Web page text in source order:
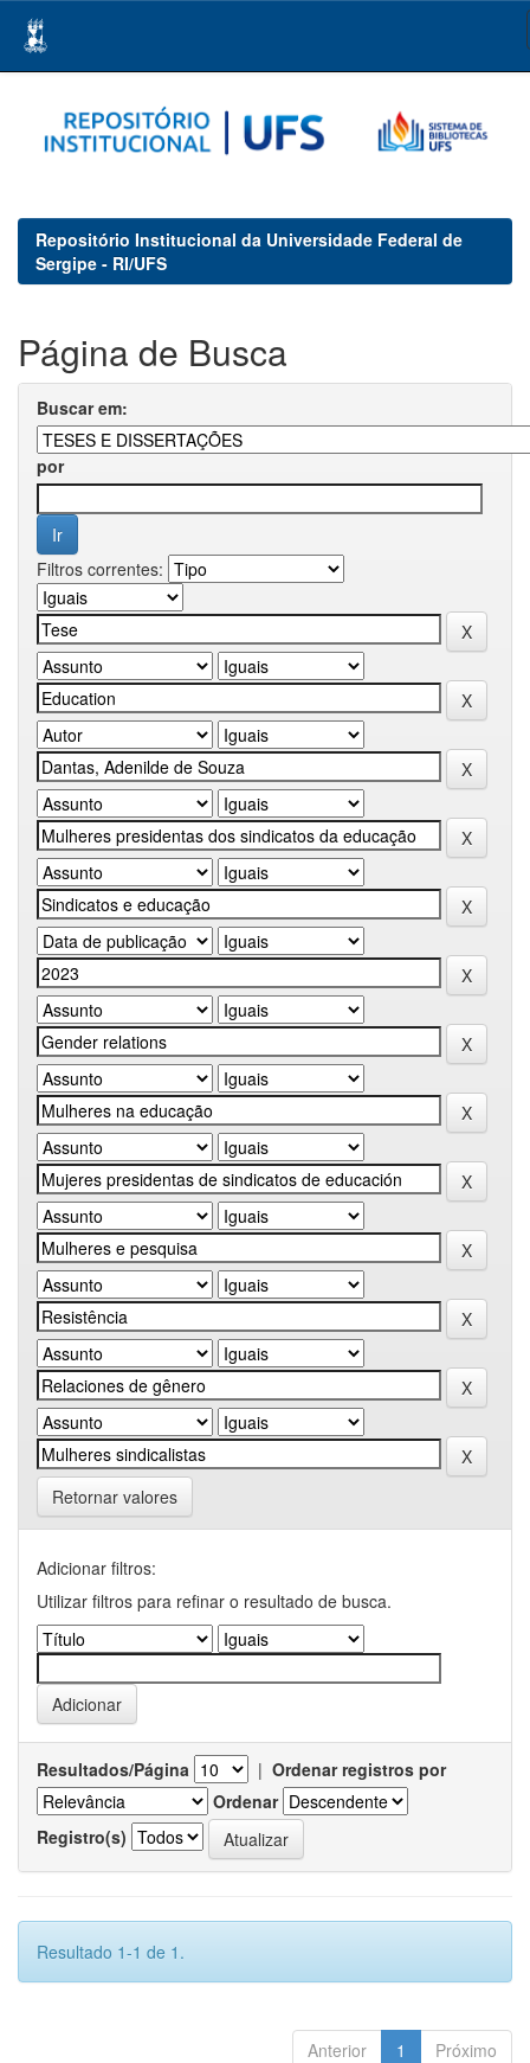
navigation
Repositório Institucional da Universidade Federal de
Sergipe - RI/UFS
Página de Busca
Buscar em:
por
Filtros correntes:
Retornar valores
Adicionar filtros:
Utilizar filtros para refinar o resultado de busca.
Resultados/Página | Ordenar registros por
Ordenar
Registro(s)
Resultado 1-1 de 1.
Anterior 1 Próximo